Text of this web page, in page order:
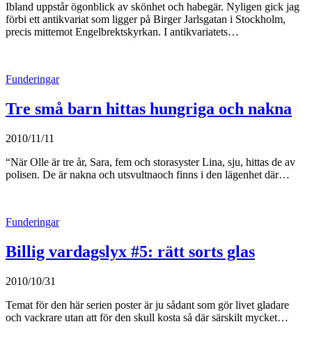
Ibland uppstår ögonblick av skönhet och habegär. Nyligen gick jag
förbi ett antikvariat som ligger på Birger Jarlsgatan i Stockholm,
precis mittemot Engelbrektskyrkan. I antikvariatets…
Funderingar
Tre små barn hittas hungriga och nakna
2010/11/11
“När Olle är tre år, Sara, fem och storasyster Lina, sju, hittas de av
polisen. De är nakna och utsvultnaoch finns i den lägenhet där…
Funderingar
Billig vardagslyx #5: rätt sorts glas
2010/10/31
Temat för den här serien poster är ju sådant som gör livet gladare
och vackrare utan att för den skull kosta så där särskilt mycket…